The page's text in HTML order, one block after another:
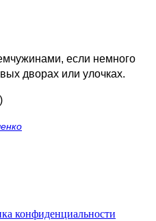
если немного
дворах или улочках.
конфиденциальности